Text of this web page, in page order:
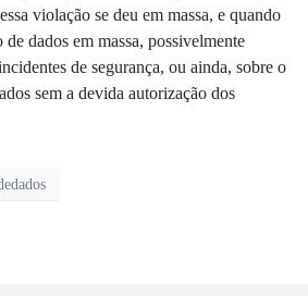
violação se deu em massa, e quando
dados em massa, possivelmente
de segurança, ou ainda, sobre o
sem a devida autorização dos